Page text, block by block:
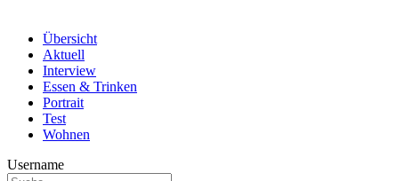
Übersicht
Aktuell
Interview
Essen & Trinken
Portrait
Test
Wohnen
Username